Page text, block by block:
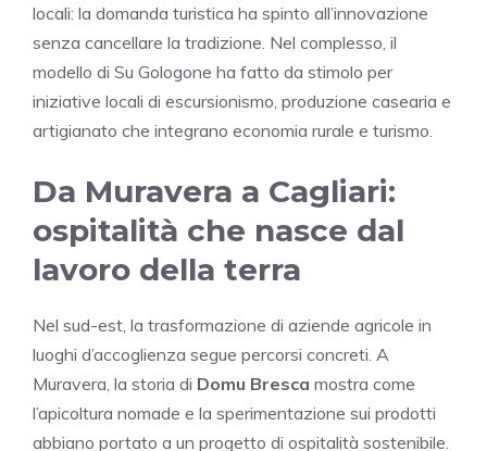
locali: la domanda turistica ha spinto all’innovazione
senza cancellare la tradizione. Nel complesso, il
modello di Su Gologone ha fatto da stimolo per
iniziative locali di escursionismo, produzione casearia e
artigianato che integrano economia rurale e turismo.
Da Muravera a Cagliari:
ospitalità che nasce dal
lavoro della terra
Nel sud-est, la trasformazione di aziende agricole in
luoghi d’accoglienza segue percorsi concreti. A
Muravera, la storia di Domu Bresca mostra come
l’apicoltura nomade e la sperimentazione sui prodotti
abbiano portato a un progetto di ospitalità sostenibile.